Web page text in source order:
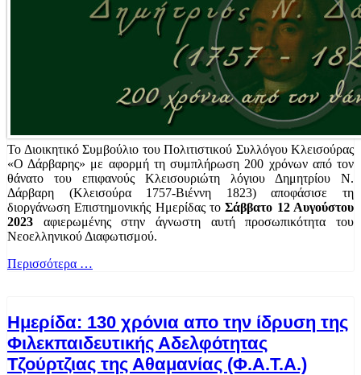
Το Διοικητικό Συμβούλιο του Πολιτιστικού Συλλόγου Κλεισούρας
«Ο Δάρβαρης» με αφορμή τη συμπλήρωση 200 χρόνων από τον
θάνατο του επιφανούς Κλεισουριώτη λόγιου Δημητρίου Ν.
Δάρβαρη (Κλεισούρα 1757-Βιέννη 1823) αποφάσισε τη
διοργάνωση Επιστημονικής Ημερίδας τοΣάββατο 12 Αυγούστου
2023 αφιερωμένης στην άγνωστη αυτή προσωπικότητα του
Νεοελληνικού Διαφωτισμού.
Περισσότερα …
Ημερίδα: 130 χρόνια απο την ίδρυση της
Φιλεκπαιδευτικής Αδελφότητας
Τζούρτζιας της Αθαμανίας (Φ.Α.Τ.Α.)